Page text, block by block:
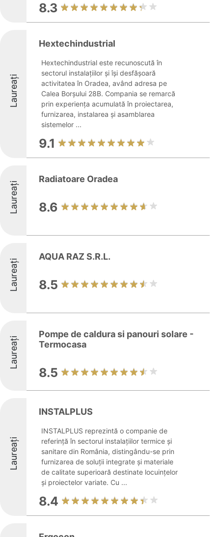
8.3
Laureați
Hextechindustrial
Hextechindustrial este recunoscută în
sectorul instalațiilor și își desfășoară
activitatea în Oradea, având adresa pe
Calea Borșului 28B. Compania se remarcă
prin experiența acumulată în proiectarea,
furnizarea, instalarea și asamblarea
sistemelor ...
9.1
Laureați
Radiatoare Oradea
8.6
Laureați
AQUA RAZ S.R.L.
8.5
Laureați
Pompe de caldura si panouri solare -
Termocasa
8.5
Laureați
INSTALPLUS
INSTALPLUS reprezintă o companie de
referință în sectorul instalațiilor termice și
sanitare din România, distingându-se prin
furnizarea de soluții integrate și materiale
de calitate superioară destinate locuințelor
și proiectelor variate. Cu ...
8.4